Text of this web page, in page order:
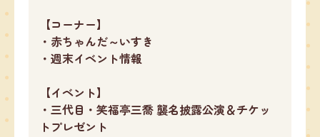
【コーナー】
・赤ちゃんだ～いすき
・週末イベント情報
【イベント】
・三代目・笑福亭三喬 襲名披露公演＆チケッ
トプレゼント